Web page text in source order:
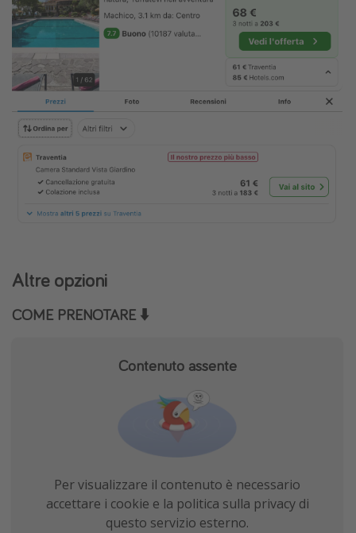
Altre opzioni
COME PRENOTARE ⬇️
Contenuto assente
Per visualizzare il contenuto è necessario
accettare i cookie e la politica sulla privacy di
questo servizio esterno.